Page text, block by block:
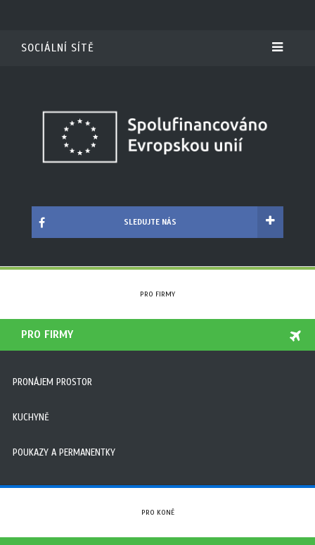
SOCIÁLNÍ SÍTĚ
SLEDUJTE NÁS
PRO FIRMY
PRO FIRMY
PRONÁJEM PROSTOR
KUCHYNĚ
POUKAZY A PERMANENTKY
PRO KONĚ